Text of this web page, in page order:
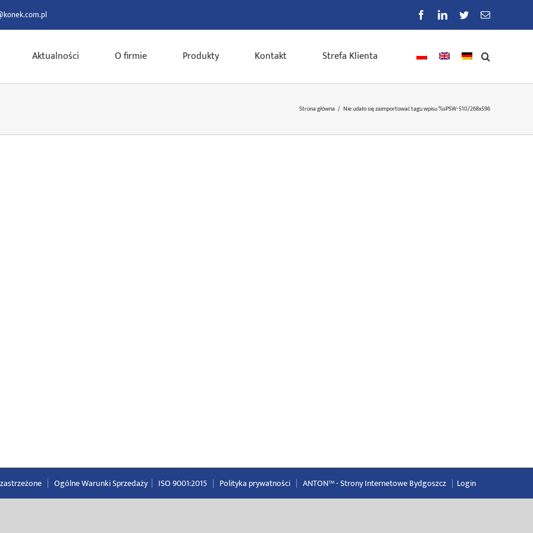
FacebookLinkedIn
TwitterE-
Aktualności O firmie Produkty Kontakt Strefa Klienta
Strona główna / Nie udało się zaimportować tagu wpisu %sPSW-510/268x596
| Ogólne Warunki Sprzedaży | ISO 9001:2015 | Polityka prywatności | ANTON™ -Strony Internetowe Bydgoszcz | Login